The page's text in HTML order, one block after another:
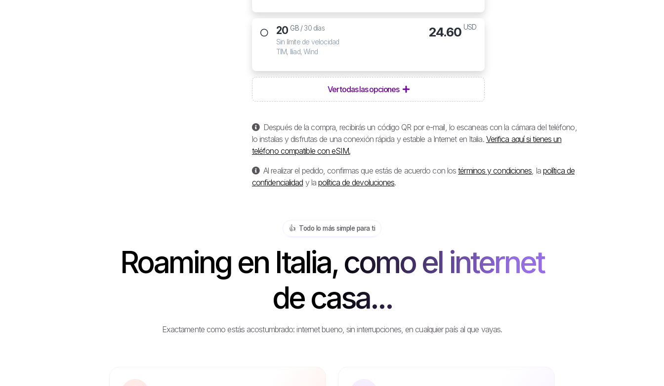
20 GB /30 días
Sin límite de velocidad
TIM, Iliad, Wind
24.60 USD
Ver todas las opciones
Después de la compra, recibirás un código QR por e-mail, lo escaneas con la cámara del teléfono,
lo instalas y disfrutas de una conexión rápida y estable a Internet en Italia. Verifica aquí si tienes un
teléfono compatible con eSIM.
Al realizar el pedido, confirmas que estás de acuerdo con lostérminos y condiciones, la política de
confidencialidad y lapolítica de devoluciones.
👍️ Todo lo más simple para ti
Roaming en Italia, como el internet
de casa...
Exactamente como estás acostumbrado: internet bueno, sin interrupciones, en cualquier país al que vayas.